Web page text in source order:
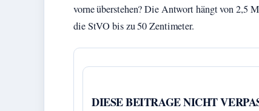
vorne überstehen? Die Antwort hängt von 2,5
die StVO bis zu 50 Zentimeter.
DIESE BEITRAGE NICHT